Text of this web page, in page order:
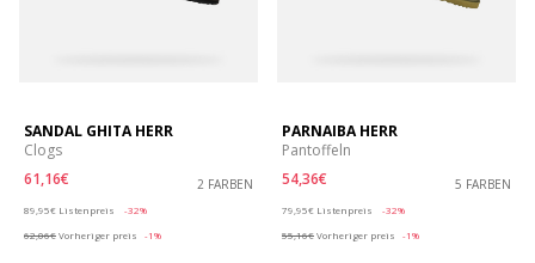
SANDAL GHITA HERR
Clogs
61,16€
2 FARBEN
89,95€ Listenpreis
-32%
62,06€Vorheriger preis -1%
PARNAIBA HERR
Pantoffeln
54,36€
5 FARBEN
79,95€ Listenpreis
-32%
55,16€Vorheriger preis -1%